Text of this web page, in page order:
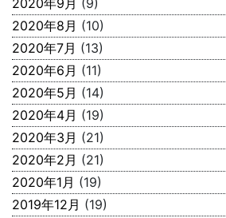
2020年9月 (9)
2020年8月 (10)
2020年7月 (13)
2020年6月 (11)
2020年5月 (14)
2020年4月 (19)
2020年3月 (21)
2020年2月 (21)
2020年1月 (19)
2019年12月 (19)